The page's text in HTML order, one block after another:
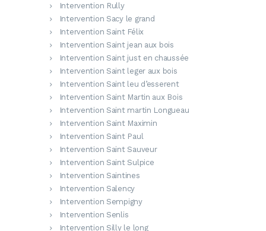
Intervention Rully
Intervention Sacy le grand
Intervention Saint Félix
Intervention Saint jean aux bois
Intervention Saint just en chaussée
Intervention Saint leger aux bois
Intervention Saint leu d’esserent
Intervention Saint Martin aux Bois
Intervention Saint martin Longueau
Intervention Saint Maximin
Intervention Saint Paul
Intervention Saint Sauveur
Intervention Saint Sulpice
Intervention Saintines
Intervention Salency
Intervention Sempigny
Intervention Senlis
Intervention Silly le long